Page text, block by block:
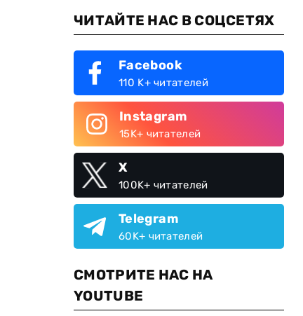
ЧИТАЙТЕ НАС В СОЦСЕТЯХ
Facebook
110 K+ читателей
Instagram
15K+ читателей
X
100K+ читателей
Telegram
60K+ читателей
СМОТРИТЕ НАС НА
YOUTUBE